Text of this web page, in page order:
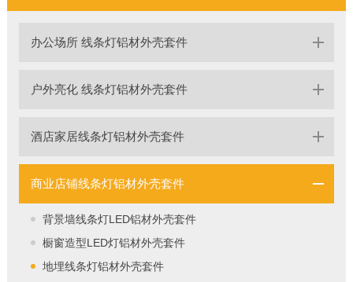
办公场所 线条灯铝材外壳套件
户外亮化 线条灯铝材外壳套件
酒店家居线条灯铝材外壳套件
商业店铺线条灯铝材外壳套件
背景墙线条灯LED铝材外壳套件
橱窗造型LED灯铝材外壳套件
地埋线条灯铝材外壳套件